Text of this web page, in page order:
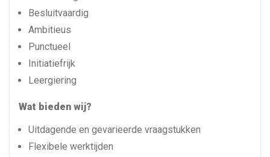
Besluitvaardig
Ambitieus
Punctueel
Initiatiefrijk
Leergiering
Wat bieden wij?
Uitdagende en gevarieerde vraagstukken
Flexibele werktijden